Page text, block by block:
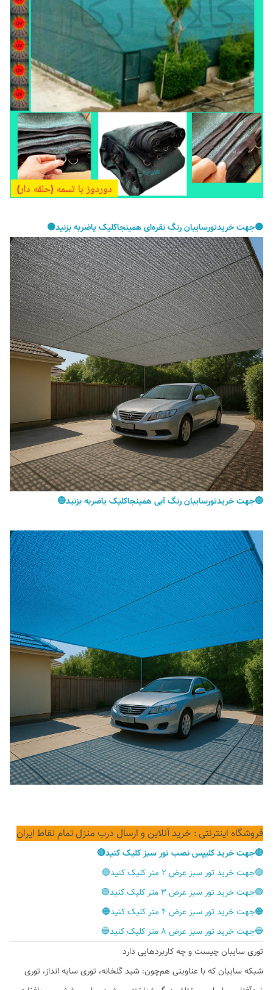
⚫️جهت خریدتورسایبان رنگ نقره‌ای همینجاکلیک یاضربه بزنید⚫️
🔵جهت خریدتورسایبان رنگ آبی همینجاکلیک یاضربه بزنید🔵
فروشگاه اینترنتی : خرید آنلاین و ارسال درب منزل تمام نقاط ایران
🔴جهت خرید کلیپس نصب تور سبز کلیک کنید🔴
🟢جهت خرید تور سبز عرض ۲ متر کلیک کنید🟢
🟣جهت خرید تور سبز عرض ۳ متر کلیک کنید🟣
🟠جهت خرید تور سبز عرض ۴ متر کلیک کنید🟠
🔵جهت خرید تور سبز عرض ۸ متر کلیک کنید🔵
توری سایبان چیست و چه کاربردهایی دارد
شبکه سایبان که با عناوینی هم‌چون: شید گلخانه، توری سایه انداز، توری